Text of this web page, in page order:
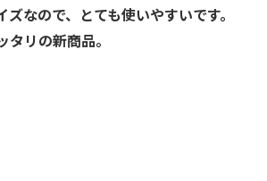
なので、とても使いやすいです。
リの新商品。